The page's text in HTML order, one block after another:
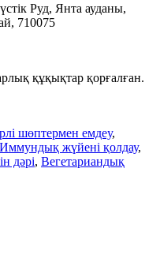
Руд, Янта ауданы,
710075
құқықтар қорғалған.
шөптермен емдеу,
Иммундық жүйені қолдау,
дәрі, Вегетариандық